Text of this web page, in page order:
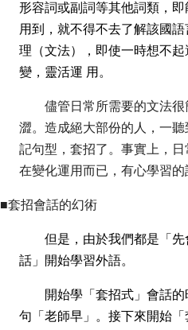
形容詞或副詞等其他詞類，
用到，就不得不去了解該國
理（文法），即使一時想不
變，靈活運 用。
儘管日常所需要的文法
澀。造成絕大部份的人，一
記句型，套招了。事實上，
在變化運用而已，有心學習的
■套招會話的幻術
但是，由於我們都是「
話」開始學習外語。
開始學「套招式」會話
句「老師早」。接下來開始